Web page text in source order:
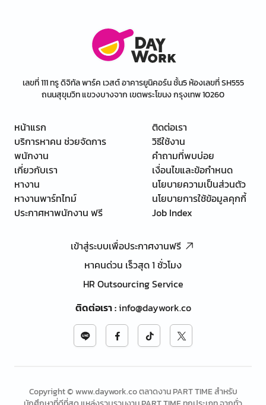
เลขที่ 111 ทรู ดิจิทัล พาร์ค เวสต์ อาคารยูนิคอร์น ชั้น5 ห้องเลขที่ SH555
ถนนสุขุมวิท แขวงบางจาก เขตพระโขนง กรุงเทพ 10260
หน้าแรก
บริการหาคน ช่วยจัดการ
พนักงาน
เกี่ยวกับเรา
หางาน
หางานพาร์ทไทม์
ประกาศหาพนักงาน ฟรี
ติดต่อเรา
วิธีใช้งาน
คำถามที่พบบ่อย
เงื่อนไขและข้อกำหนด
นโยบายความเป็นส่วนตัว
นโยบายการใช้ข้อมูลคุกกี้
Job Index
เข้าสู่ระบบเพื่อประกาศงานฟรี
หาคนด่วน เร็วสุด 1 ชั่วโมง
HR Outsourcing Service
ติดต่อเรา:info@daywork.co
Copyright © www.daywork.co ตลาดงาน PART TIME สำหรับ